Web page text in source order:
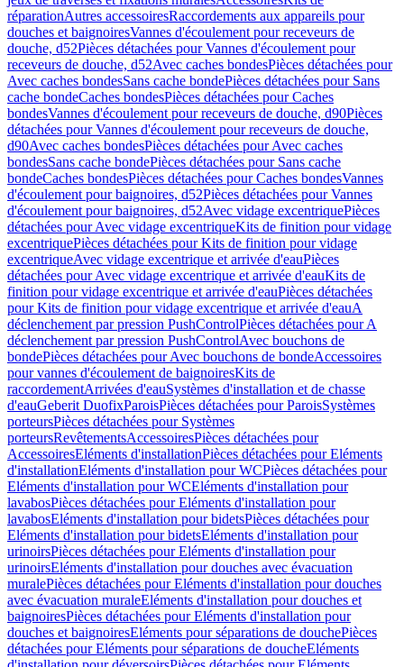
réparationAutres accessoiresRaccordements aux appareils pour
douches et baignoiresVannes d'écoulement pour receveurs de
douche, d52Pièces détachées pour Vannes d'écoulement pour
receveurs de douche, d52Avec caches bondesPièces détachées pour
Avec caches bondesSans cache bondePièces détachées pour Sans
cache bondeCaches bondesPièces détachées pour Caches
bondesVannes d'écoulement pour receveurs de douche, d90Pièces
détachées pour Vannes d'écoulement pour receveurs de douche,
d90Avec caches bondesPièces détachées pour Avec caches
bondesSans cache bondePièces détachées pour Sans cache
bondeCaches bondesPièces détachées pour Caches bondesVannes
d'écoulement pour baignoires, d52Pièces détachées pour Vannes
d'écoulement pour baignoires, d52Avec vidage excentriquePièces
détachées pour Avec vidage excentriqueKits de finition pour vidage
excentriquePièces détachées pour Kits de finition pour vidage
excentriqueAvec vidage excentrique et arrivée d'eauPièces
détachées pour Avec vidage excentrique et arrivée d'eauKits de
finition pour vidage excentrique et arrivée d'eauPièces détachées
pour Kits de finition pour vidage excentrique et arrivée d'eauA
déclenchement par pression PushControlPièces détachées pour A
déclenchement par pression PushControlAvec bouchons de
bondePièces détachées pour Avec bouchons de bondeAccessoires
pour vannes d'écoulement de baignoiresKits de
raccordementArrivées d'eauSystèmes d'installation et de chasse
d'eauGeberit DuofixParoisPièces détachées pour ParoisSystèmes
porteursPièces détachées pour Systèmes
porteursRevêtementsAccessoiresPièces détachées pour
AccessoiresEléments d'installationPièces détachées pour Eléments
d'installationEléments d'installation pour WCPièces détachées pour
Eléments d'installation pour WCEléments d'installation pour
lavabosPièces détachées pour Eléments d'installation pour
lavabosEléments d'installation pour bidetsPièces détachées pour
Eléments d'installation pour bidetsEléments d'installation pour
urinoirsPièces détachées pour Eléments d'installation pour
urinoirsEléments d'installation pour douches avec évacuation
muralePièces détachées pour Eléments d'installation pour douches
avec évacuation muraleEléments d'installation pour douches et
baignoiresPièces détachées pour Eléments d'installation pour
douches et baignoiresEléments pour séparations de douchePièces
détachées pour Eléments pour séparations de doucheEléments